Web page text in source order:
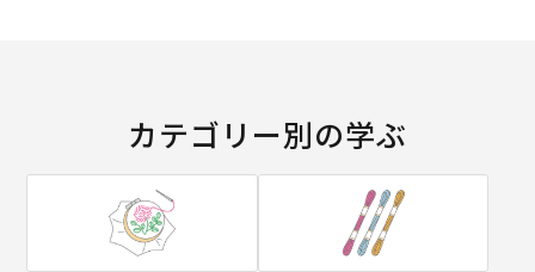
カテゴリー別の学ぶ